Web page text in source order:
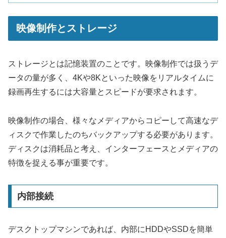
映像制作とストレージ
ストレージとは記憶装置のことです。映像制作では扱うデ
ータの量が多く、4Kや8Kといった映像をリアルタイムに
録画再生するには大容量とスピードが要求されます。
映像制作の場合、様々なメディアからコピーして高速なデ
ィスクで作業したのちバックアップする必要があります。
ディスクは消耗品と考え、インターフェースとメディアの
特徴を捉える事が重要です。
内部接続
デスクトップマシンであれば、内部にHDDやSSDを簡単